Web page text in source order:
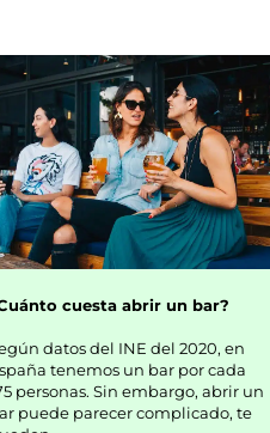
cuesta abrir un bar?
datos del INE del 2020, en
tenemos un bar por cada
personas. Sin embargo, abrir un
puede parecer complicado, te